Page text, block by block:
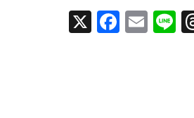
X F
a
E
m
Li
n